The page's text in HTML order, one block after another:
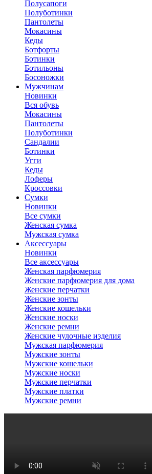
Полусапоги
Полуботинки
Пантолеты
Мокасины
Кеды
Ботфорты
Ботинки
Ботильоны
Босоножки
Мужчинам
Новинки
Вся обувь
Мокасины
Пантолеты
Полуботинки
Сандалии
Ботинки
Угги
Кеды
Лоферы
Кроссовки
Сумки
Новинки
Все сумки
Женская сумка
Мужская сумка
Аксессуары
Новинки
Все аксессуары
Женская парфюмерия
Женские парфюмерия для дома
Женские перчатки
Женские зонты
Женские кошельки
Женские носки
Женские ремни
Женские чулочные изделия
Мужская парфюмерия
Мужские зонты
Мужские кошельки
Мужские носки
Мужские перчатки
Мужские платки
Мужские ремни